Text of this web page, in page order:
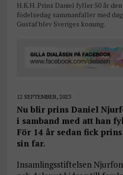
H.K.H. Prins Daniel fyller 50 år
födelsedag sammanfaller med
Gustaf blev Sveriges konung.
12 SEPTEMBER, 2023
Nu blir prins Daniel
i samband med att han
För 14 år sedan fick
sin far.
Insamlingsstiftelsen